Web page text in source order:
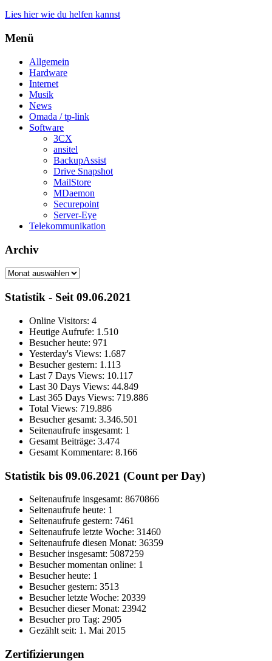
Lies hier wie du helfen kannst
Menü
Allgemein
Hardware
Internet
Musik
News
Omada / tp-link
Software
3CX
ansitel
BackupAssist
Drive Snapshot
MailStore
MDaemon
Securepoint
Server-Eye
Telekommunikation
Archiv
Archiv
Statistik - Seit 09.06.2021
Online Visitors: 4
Heutige Aufrufe: 1.510
Besucher heute: 971
Yesterday's Views: 1.687
Besucher gestern: 1.113
Last 7 Days Views: 10.117
Last 30 Days Views: 44.849
Last 365 Days Views: 719.886
Total Views: 719.886
Besucher gesamt: 3.346.501
Seitenaufrufe insgesamt: 1
Gesamt Beiträge: 3.474
Gesamt Kommentare: 8.166
Statistik bis 09.06.2021 (Count per Day)
Seitenaufrufe insgesamt: 8670866
Seitenaufrufe heute: 1
Seitenaufrufe gestern: 7461
Seitenaufrufe letzte Woche: 31460
Seitenaufrufe diesen Monat: 36359
Besucher insgesamt: 5087259
Besucher momentan online: 1
Besucher heute: 1
Besucher gestern: 3513
Besucher letzte Woche: 20339
Besucher dieser Monat: 23942
Besucher pro Tag: 2905
Gezählt seit: 1. Mai 2015
Zertifizierungen